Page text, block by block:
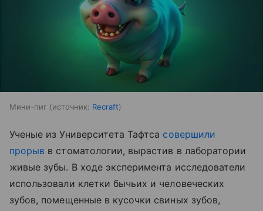
Мини-пиг источник: Recraft
Ученые из Университета Тафтса совершили
прорыв в стоматологии, вырастив в лаборатории
живые зубы. В ходе эксперимента исследователи
использовали клетки бычьих и человеческих
зубов, помещенные в кусочки свиных зубов,